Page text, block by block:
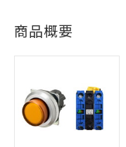
商品概要